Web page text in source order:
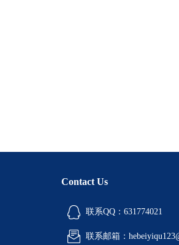
Contact Us
联系QQ：631774021
联系邮箱：